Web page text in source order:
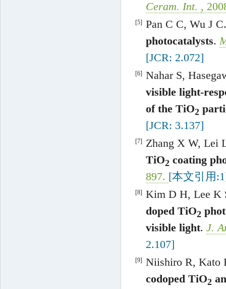
Ceram. Int. ,
[5] Pan C C, Wu J C
photocatalysts.
[JCR: 2.072]
[6] Nahar S,
visible light-
of the TiO2
[JCR: 3.137]
[7] Zhang X W, Lei
TiO2 coating
897. [本文引用
[8] Kim D H, Lee K
doped TiO2
visible light. J.
2.107]
[9] Niishiro R, Kato
codoped TiO2